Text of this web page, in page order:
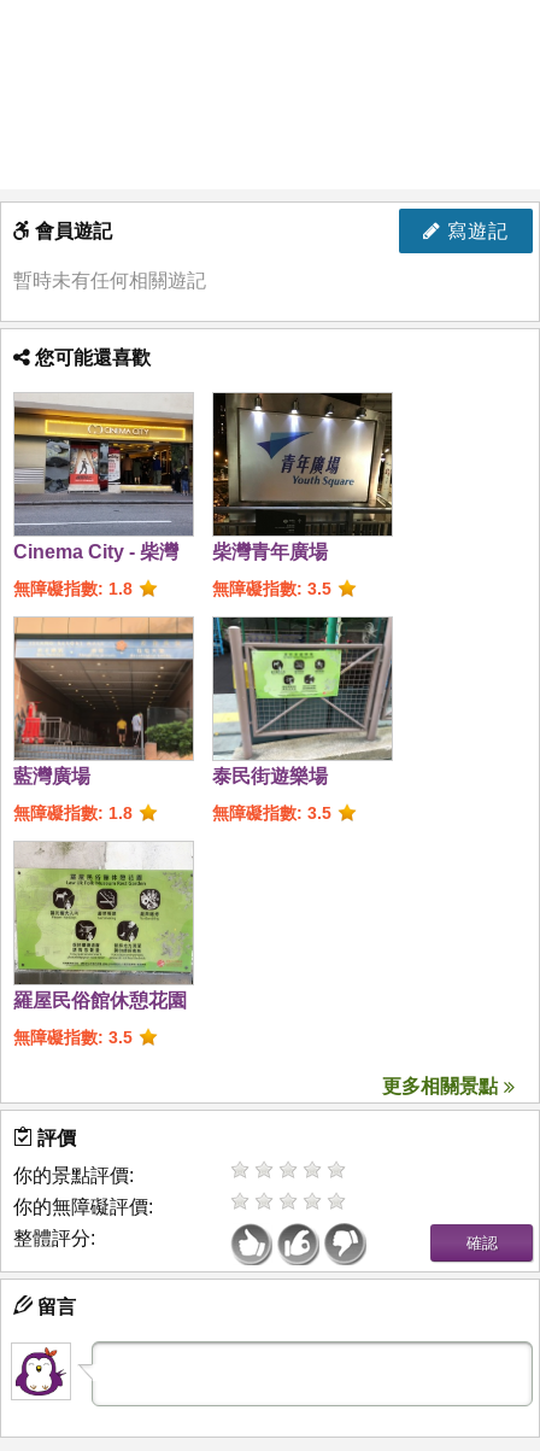
寫遊記
會員遊記
暫時未有任何相關遊記
您可能還喜歡
Cinema City - 柴灣
無障礙指數: 1.8
柴灣青年廣場
無障礙指數: 3.5
藍灣廣場
無障礙指數: 1.8
泰民街遊樂場
無障礙指數: 3.5
羅屋民俗館休憩花園
無障礙指數: 3.5
更多相關景點
評價
你的景點評價:
你的無障礙評價:
整體評分:
留言